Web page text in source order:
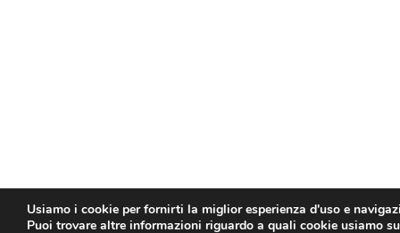
Usiamo i cookie per fornirti la miglior esperienza d'uso e
Puoi trovare altre informazioni riguardo a quali cookie usiamo